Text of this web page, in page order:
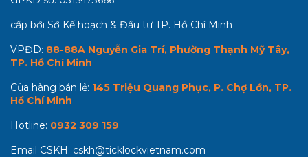
cấp bởi Sở Kế hoạch & Đầu tư TP. Hồ Chí Minh
VPĐD: 88-88A Nguyễn Gia Trí, Phường Thạnh Mỹ Tây,
TP. Hồ Chí Minh
Cửa hàng bán lẻ: 145 Triệu Quang Phục, P. Chợ Lớn, TP.
Hồ Chí Minh
Hotline: 0932 309 159
Email CSKH: cskh@ticklockvietnam.com